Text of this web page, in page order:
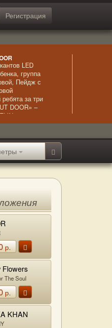
Регистрация
LED
группа
Пейдж с
за три
DOOR» –
ставит
в Billboard
году.
р.
Flowers
The Soul
р.
KHAN